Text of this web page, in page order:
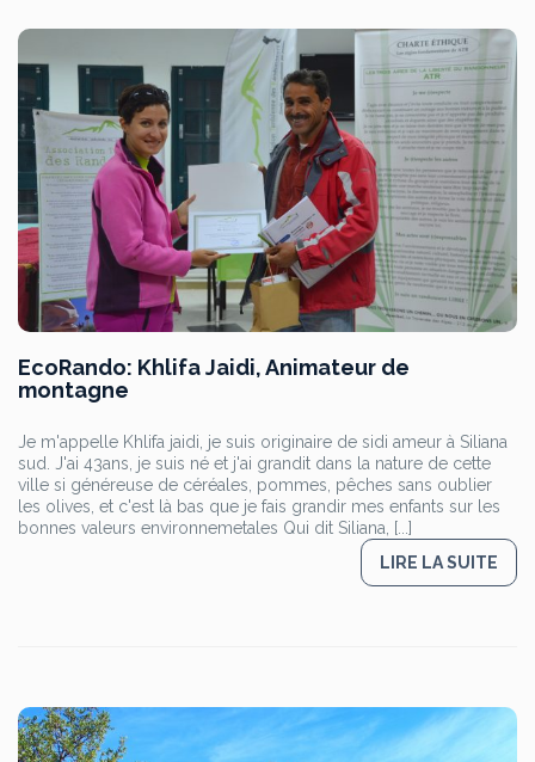
EcoRando: Khlifa Jaidi, Animateur de
montagne
Je m'appelle Khlifa jaidi, je suis originaire de sidi ameur à Siliana
sud. J'ai 43ans, je suis né et j'ai grandit dans la nature de cette
ville si généreuse de céréales, pommes, pêches sans oublier
les olives, et c'est là bas que je fais grandir mes enfants sur les
bonnes valeurs environnemetales Qui dit Siliana, [...]
LIRE LA SUITE